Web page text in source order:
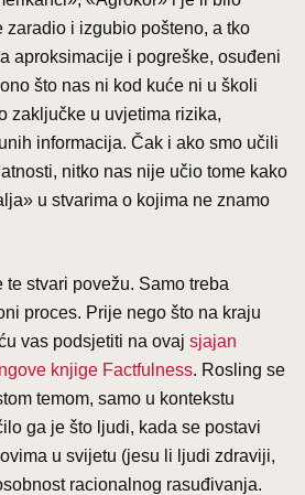
zaradio i izgubio pošteno, a tko
aproksimacije i pogreške, osuđeni
što nas ni kod kuće ni u školi
zaključke u uvjetima rizika,
informacija. Čak i ako smo učili
nitko nas nije učio tome kako
u stvarima o kojima ne znamo
te stvari povežu. Samo treba
proces. Prije nego što na kraju
vas podsjetiti na ovaj sjajan
knjige Factfulness. Rosling se
temom, samo u kontekstu
ga je što ljudi, kada se postavi
u svijetu (jesu li ljudi zdraviji,
racionalnog rasuđivanja.